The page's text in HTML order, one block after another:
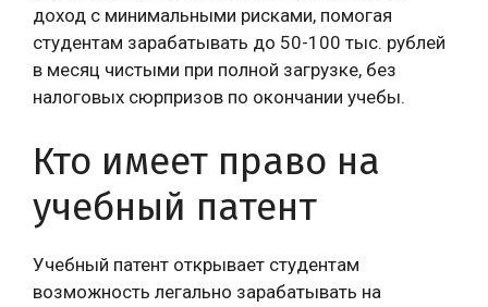
доход с минимальными рисками, помогая
студентам зарабатывать до 50-100 тыс. рублей
в месяц чистыми при полной загрузке, без
налоговых сюрпризов по окончании учебы.
Кто имеет право на
учебный патент
Учебный патент открывает студентам
возможность легально зарабатывать на